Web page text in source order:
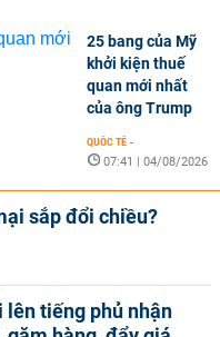
25 bang của Mỹ
khởi kiện thuế
quan mới nhất
của ông Trump
QUỐC TẾ -
07:41 | 04/08/2026
sắp đổi chiều?
lên tiếng phủ nhận